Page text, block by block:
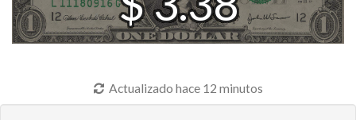
Actualizado hace 12 minutos